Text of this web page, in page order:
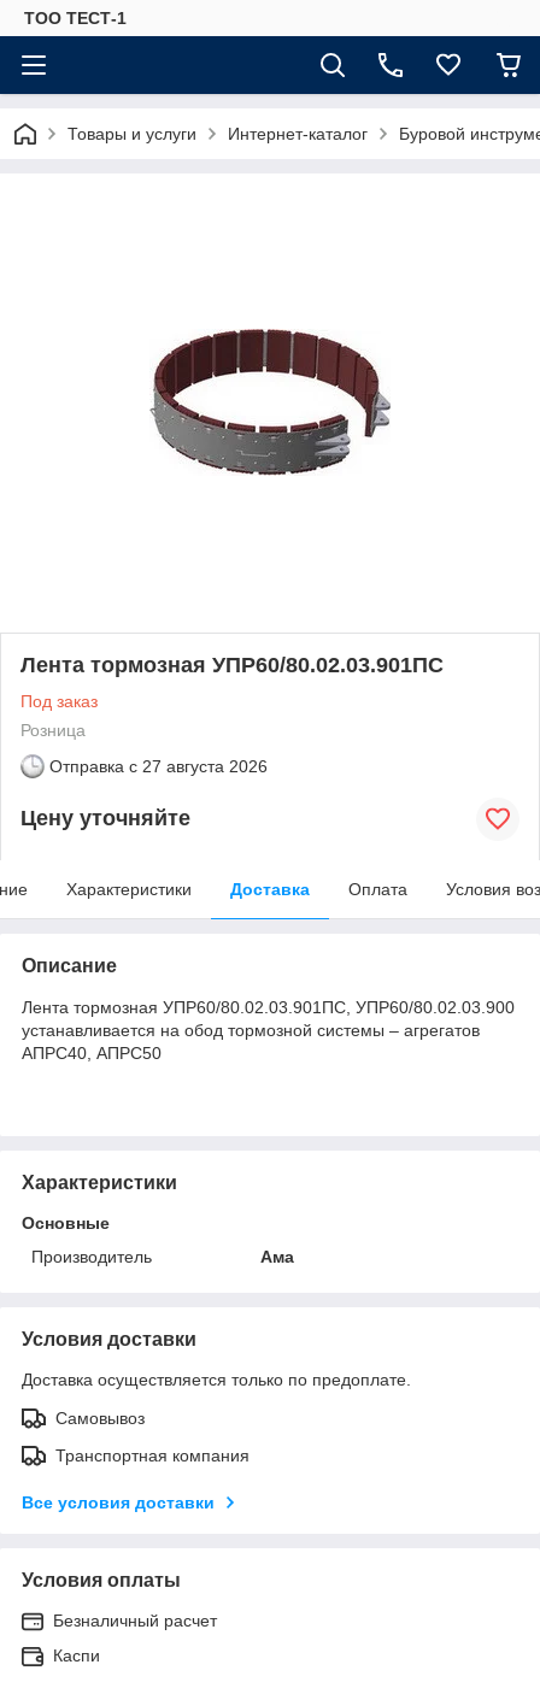
ТОО ТЕСТ-1
Товары и услуги Интернет-каталог Буровой
Лента тормозная УПР60/80.02.03.901ПС
Под заказ
Розница
Отправка с 27 августа 2026
Цену уточняйте
Характеристики Доставка Оплата Условия
Описание
Лента тормозная УПР60/80.02.03.901ПС, УПР60/80.02.03.900
устанавливается на обод тормозной системы – агрегатов
АПРС40, АПРС50
Характеристики
Основные
Производитель
Ама
Условия доставки
Доставка осуществляется только по предоплате.
Самовывоз
Транспортная компания
Все условия доставки
Условия оплаты
Безналичный расчет
Каспи